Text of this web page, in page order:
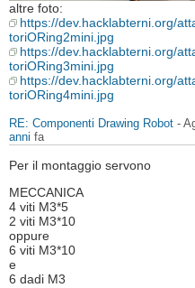
altre foto:
https://dev.hacklabterni.org/
toriORing2mini.jpg
https://dev.hacklabterni.org/
toriORing3mini.jpg
https://dev.hacklabterni.org/
toriORing4mini.jpg
RE: Componenti Drawing Robot -
anni fa
Per il montaggio servono
MECCANICA
4 viti M3*5
2 viti M3*10
oppure
6 viti M3*10
e
6 dadi M3